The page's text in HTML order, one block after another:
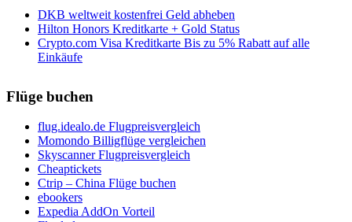
DKB weltweit kostenfrei Geld abheben
Hilton Honors Kreditkarte + Gold Status
Crypto.com Visa Kreditkarte Bis zu 5% Rabatt auf alle
Einkäufe
Flüge buchen
flug.idealo.de Flugpreisvergleich
Momondo Billigflüge vergleichen
Skyscanner Flugpreisvergleich
Cheaptickets
Ctrip – China Flüge buchen
ebookers
Expedia AddOn Vorteil